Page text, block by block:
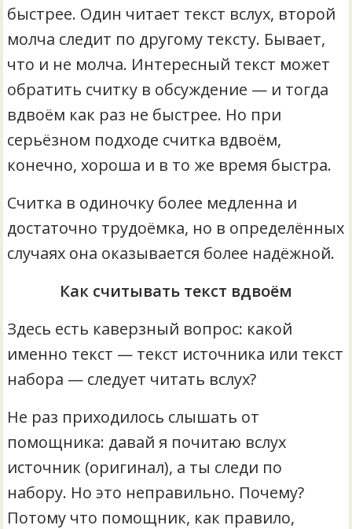
быстрее. Один читает текст вслух, второй
молча следит по другому тексту. Бывает,
что и не молча. Интересный текст может
обратить считку в обсуждение — и тогда
вдвоём как раз не быстрее. Но при
серьёзном подходе считка вдвоём,
конечно, хороша и в то же время быстра.
Считка в одиночку более медленна и
достаточно трудоёмка, но в определённых
случаях она оказывается более надёжной.
Как считывать текст вдвоём
Здесь есть каверзный вопрос: какой
именно текст — текст источника или текст
набора — следует читать вслух?
Не раз приходилось слышать от
помощника: давай я почитаю вслух
источник (оригинал), а ты следи по
набору. Но это неправильно. Почему?
Потому что помощник, как правило,